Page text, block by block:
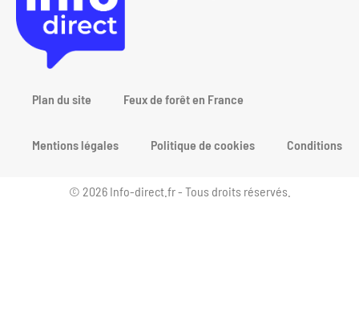
Plan du site Feux de forêt en France
Mentions légales Politique de cookies Conditions
© 2026 Info-direct.fr - Tous droits réservés.